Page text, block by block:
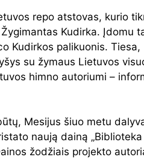
repo atstovas, kurio
Kudirka. Įdomu
Kudirkos palikuonis. Tiesa,
su žymaus Lietuvos
himno autoriumi –
Mesijus šiuo metu
naują dainą
žodžiais projekto